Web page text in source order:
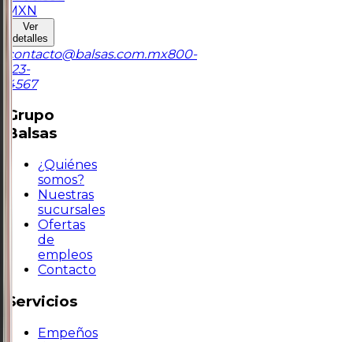
MXN
Ver
detalles
contacto@balsas.com.mx800-
123-
4567
Grupo
Balsas
¿Quiénes
somos?
Nuestras
sucursales
Ofertas
de
empleos
Contacto
Servicios
Empeños